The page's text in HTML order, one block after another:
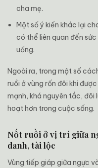
cha mẹ.
Một số ý kiến khác lại
có thể liên quan đến
uống.
Ngoài ra, trong một số
ruồi ở vùng rốn đôi khi
mạnh, khá nguyên tắc,
hoạt hơn trong cuộc sống.
Nốt ruồi ở vị trí giữa
danh, tài lộc
Vùng tiếp giáp giữa ngực